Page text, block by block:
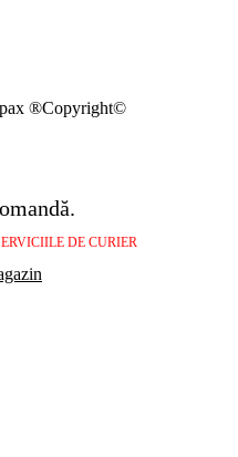
®Copyright©
DE CURIER